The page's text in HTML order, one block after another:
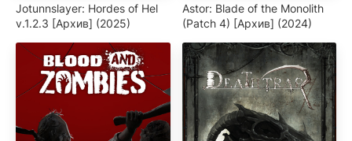
Jotunnslayer: Hordes of Hel
v.1.2.3 [Архив] (2025)
Astor: Blade of the Monolith
(Patch 4) [Архив] (2024)